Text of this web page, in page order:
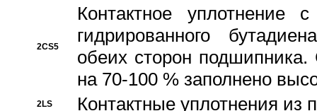
2CS5
Контактное уплотнение
гидрированного
обеих сторон
на 70-100 % заполнено
2LS Контактные уплотнения из